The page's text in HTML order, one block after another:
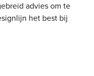
advies om te
het best bij